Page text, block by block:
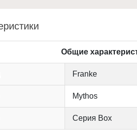
Общие
Franke
Mythos
Серия Box